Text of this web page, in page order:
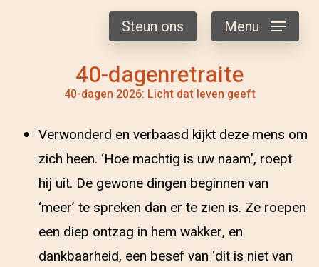
40-dagenretraite
40-dagen 2026: Licht dat leven geeft
Steun ons Menu
Verwonderd en verbaasd kijkt deze mens om
zich heen. ‘Hoe machtig is uw naam’, roept
hij uit. De gewone dingen beginnen van
‘meer’ te spreken dan er te zien is. Ze roepen
een diep ontzag in hem wakker, en
dankbaarheid, een besef van ‘dit is niet van